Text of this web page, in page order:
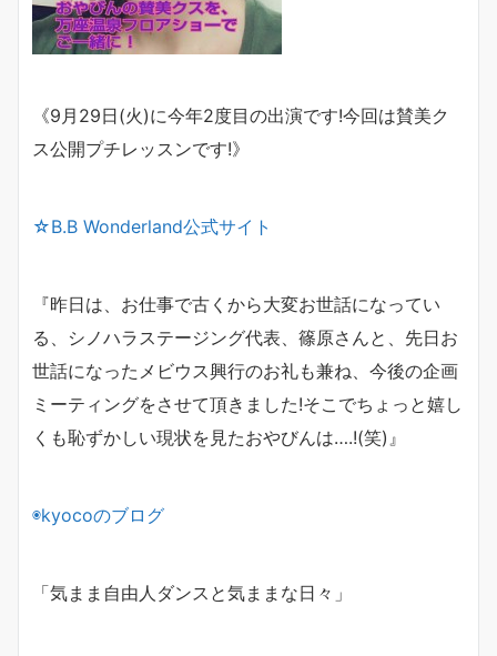
《9月29日(火)に今年2度目の出演です!今回は賛美ク
ス公開プチレッスンです!》
☆B.B Wonderland公式サイト
『昨日は、お仕事で古くから大変お世話になってい
る、 シノハラステージング代表、篠原さんと、先日お
世話になった メビウス興行のお礼も兼ね、今後の企画
ミーティングをさせて頂きました!そこでちょっと嬉し
くも恥ずかしい現状を見たおやびんは….!(笑)』
◉kyocoのブログ
「気まま自由人ダンスと気ままな日々」